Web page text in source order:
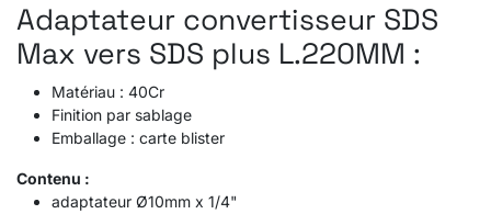
Adaptateur convertisseur SDS
Max vers SDS plus L.220MM :
Matériau : 40Cr
Finition par sablage
Emballage : carte blister
Contenu :
adaptateur Ø10mm x 1/4"